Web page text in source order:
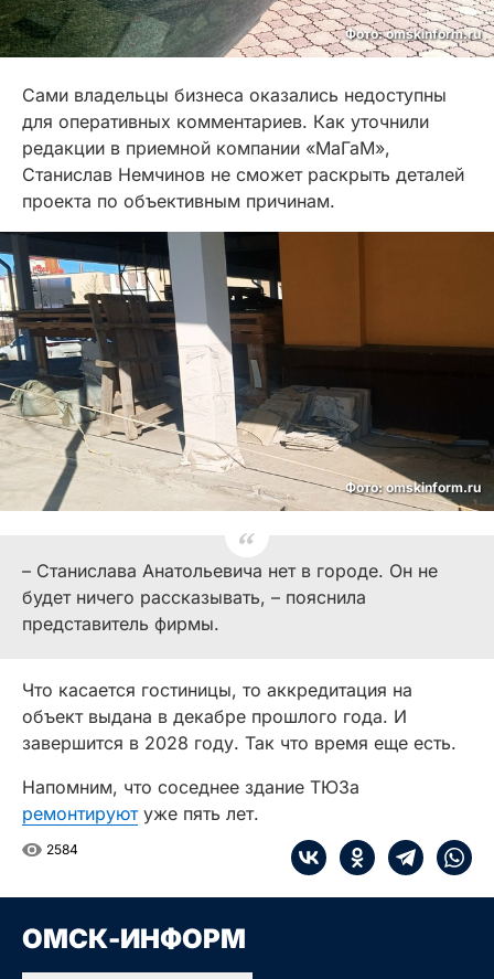
Фото: omskinform.ru
Сами владельцы бизнеса оказались недоступны
для оперативных комментариев. Как уточнили
редакции в приемной компании «МаГаМ»,
Станислав Немчинов не сможет раскрыть деталей
проекта по объективным причинам.
Фото: omskinform.ru
– Станислава Анатольевича нет в городе. Он не
будет ничего рассказывать, – пояснила
представитель фирмы.
Что касается гостиницы, то аккредитация на
объект выдана в декабре прошлого года. И
завершится в 2028 году. Так что время еще есть.
Напомним, что соседнее здание ТЮЗа
ремонтируютуже пять лет.
2584
ОМСК-ИНФОРМ